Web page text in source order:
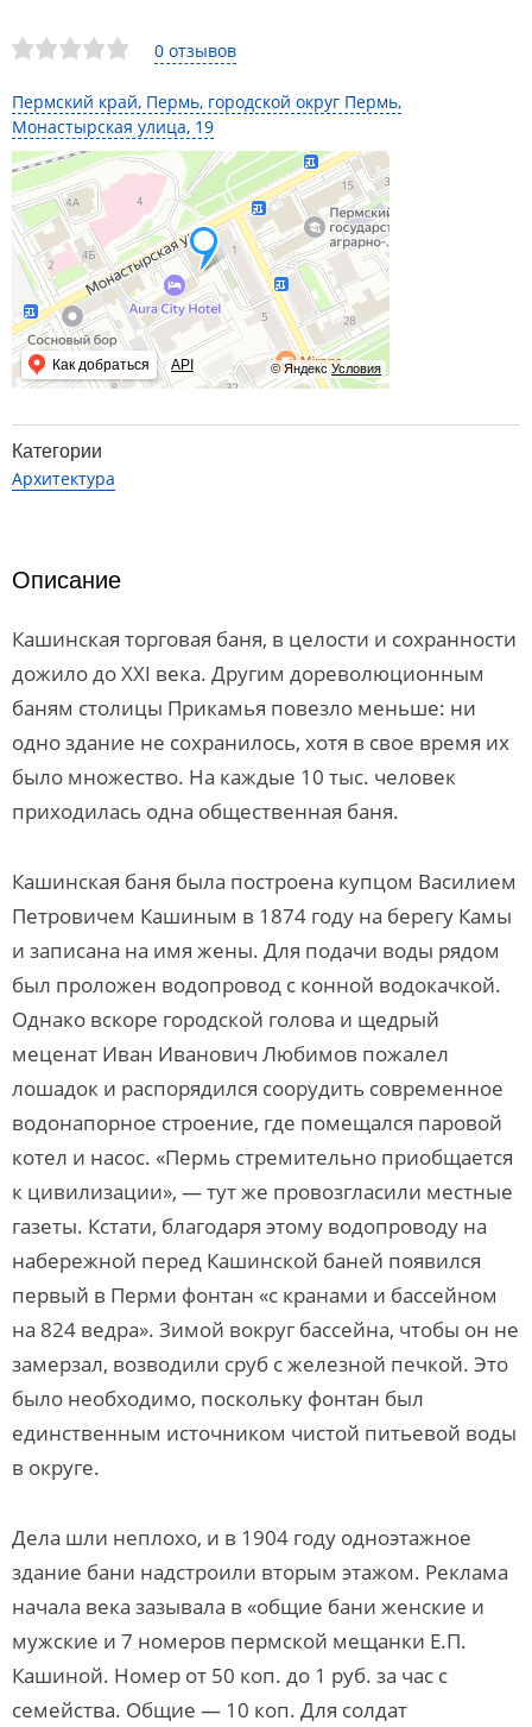
0 отзывов
Пермский край, Пермь, городской округ Пермь,
Монастырская улица, 19
© Яндекс Условия
Как добраться API
Категории
Архитектура
Описание
Кашинская торговая баня, в целости и сохранности
дожило до XXI века. Другим дореволюционным
баням столицы Прикамья повезло меньше: ни
одно здание не сохранилось, хотя в свое время их
было множество. На каждые 10 тыс. человек
приходилась одна общественная баня.
Кашинская баня была построена купцом Василием
Петровичем Кашиным в 1874 году на берегу Камы
и записана на имя жены. Для подачи воды рядом
был проложен водопровод с конной водокачкой.
Однако вскоре городской голова и щедрый
меценат Иван Иванович Любимов пожалел
лошадок и распорядился соорудить современное
водонапорное строение, где помещался паровой
котел и насос. «Пермь стремительно приобщается
к цивилизации», — тут же провозгласили местные
газеты. Кстати, благодаря этому водопроводу на
набережной перед Кашинской баней появился
первый в Перми фонтан «с кранами и бассейном
на 824 ведра». Зимой вокруг бассейна, чтобы он не
замерзал, возводили сруб с железной печкой. Это
было необходимо, поскольку фонтан был
единственным источником чистой питьевой воды
в округе.
Дела шли неплохо, и в 1904 году одноэтажное
здание бани надстроили вторым этажом. Реклама
начала века зазывала в «общие бани женские и
мужские и 7 номеров пермской мещанки Е.П.
Кашиной. Номер от 50 коп. до 1 руб. за час с
семейства. Общие — 10 коп. Для солдат